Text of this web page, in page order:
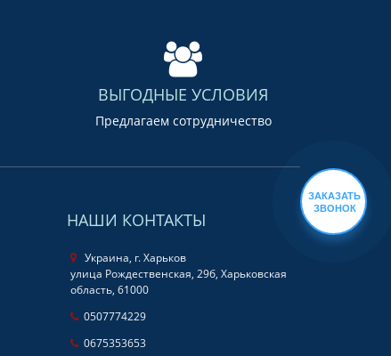
ВЫГОДНЫЕ УСЛОВИЯ
Предлагаем сотрудничество
НАШИ КОНТАКТЫ
Украина, г. Харьков
улица Рождественская, 29б, Харьковская
область, 61000
0507774229
0675353653
ЗАКАЗАТЬ
ЗВОНОК